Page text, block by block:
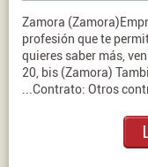
Zamora
profesión que te
quieres saber más,
20, bis (Zamora)
...Contrato: Otros